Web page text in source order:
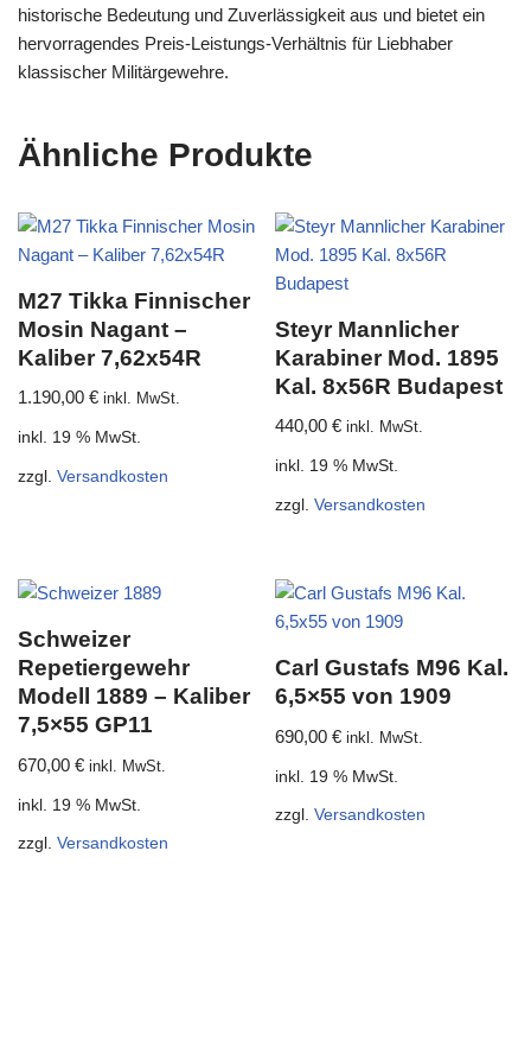
historische Bedeutung und Zuverlässigkeit aus und bietet ein
hervorragendes Preis-Leistungs-Verhältnis für Liebhaber
klassischer Militärgewehre.
Ähnliche Produkte
M27 Tikka Finnischer
Mosin Nagant –
Kaliber 7,62x54R
1.190,00 € inkl. MwSt.
inkl. 19 % MwSt.
zzgl. Versandkosten
Steyr Mannlicher
Karabiner Mod. 1895
Kal. 8x56R Budapest
440,00€ inkl. MwSt.
inkl. 19 % MwSt.
zzgl.Versandkosten
Schweizer
Repetiergewehr
Modell 1889 – Kaliber
7,5×55 GP11
670,00 € inkl. MwSt.
inkl. 19 % MwSt.
zzgl. Versandkosten
Carl Gustafs M96 Kal.
6,5×55 von 1909
690,00€ inkl. MwSt.
inkl. 19 % MwSt.
zzgl.Versandkosten